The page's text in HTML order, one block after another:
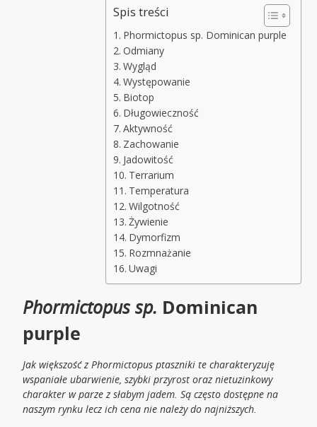
Spis treści
Phormictopus sp. Dominican purple
Odmiany
Wygląd
Występowanie
Biotop
Długowieczność
Aktywność
Zachowanie
Jadowitość
Terrarium
Temperatura
Wilgotność
Żywienie
Dymorfizm
Rozmnażanie
Uwagi
Phormictopus sp. Dominican
purple
Jak większość z Phormictopus ptaszniki te charakteryzuję
wspaniałe ubarwienie, szybki przyrost oraz nietuzinkowy
charakter w parze z słabym jadem. Są często dostępne na
naszym rynku lecz ich cena nie należy do najniższych.